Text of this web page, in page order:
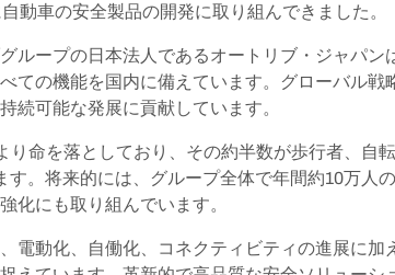
動車の安全製品の開発に取り組んできました。
ループの日本法人であるオートリブ・ジャパ
ての機能を国内に備えています。グローバル
続可能な発展に貢献しています。
り命を落としており、その約半数が歩行者、自
。将来的には、グループ全体で年間約10万人
化にも取り組んでいます。
電動化、自働化、コネクティビティの進展に